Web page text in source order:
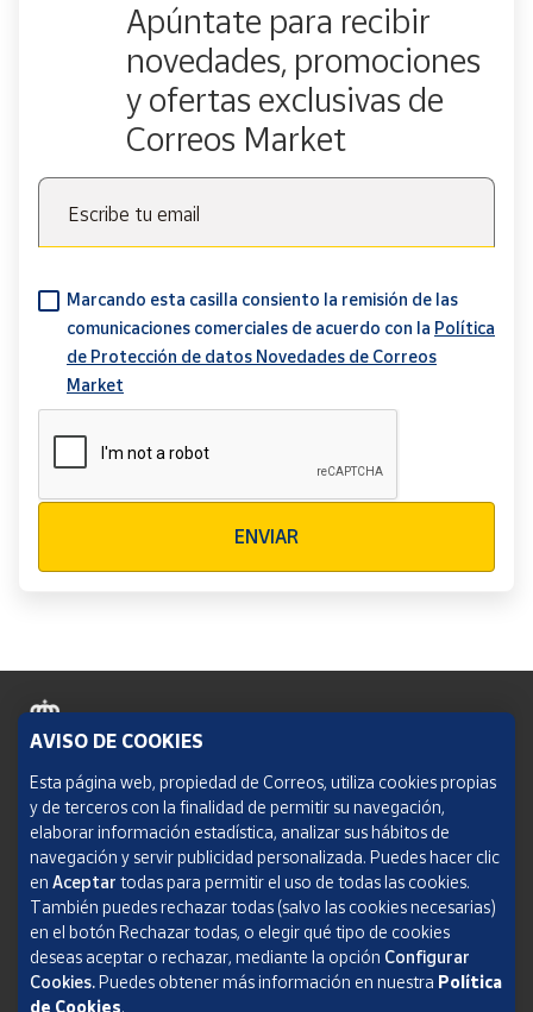
Apúntate para recibir
novedades, promociones
y ofertas exclusivas de
Correos Market
Escribe tu email
Marcando esta casilla consiento la remisión de las
comunicaciones comerciales de acuerdo con la Política
de Protección de datos Novedades de Correos
Market
ENVIAR
Política de cookies
Aviso legal
Condiciones del servicio
Política de Privacidad Web
Informe de transparencia
SOCIEDAD ESTATAL CORREOS Y TELÉGRAFOS, S.A., S.M.E. Todos los derechos
AVISO DE COOKIES
Esta página web, propiedad de Correos, utiliza cookies propias
y de terceros con la finalidad de permitir su navegación,
elaborar información estadística, analizar sus hábitos de
navegación y servir publicidad personalizada. Puedes hacer clic
en Aceptar todas para permitir el uso de todas las cookies.
También puedes rechazar todas (salvo las cookies necesarias)
en el botón Rechazar todas, o elegir qué tipo de cookies
deseas aceptar o rechazar, mediante la opción Configurar
Cookies.Puedes obtener más información en nuestra Política
de Cookies.